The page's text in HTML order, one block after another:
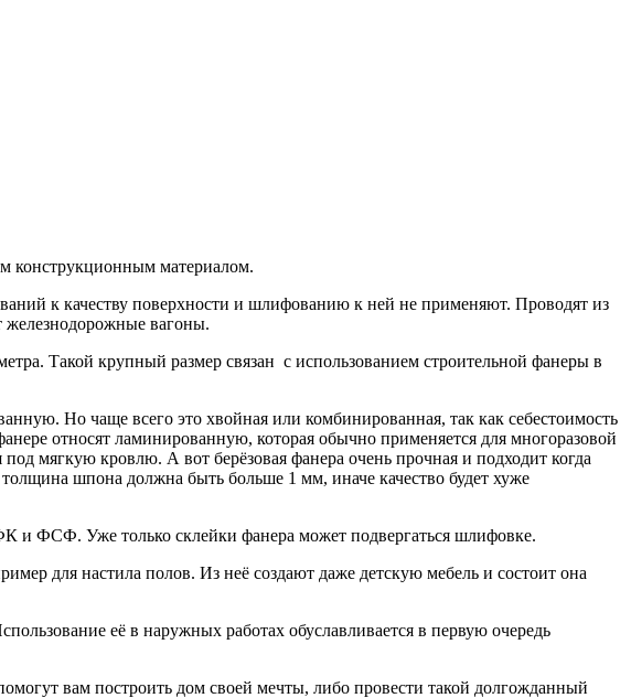
конструкционным материалом.
к качеству поверхности и шлифованию к ней не применяют. Проводят из
железнодорожные вагоны.
Такой крупный размер связан с использованием строительной фанеры в
Но чаще всего это хвойная или комбинированная, так как себестоимость
относят ламинированную, которая обычно применяется для многоразовой
мягкую кровлю. А вот берёзовая фанера очень прочная и подходит когда
шпона должна быть больше 1 мм, иначе качество будет хуже
и ФСФ. Уже только склейки фанера может подвергаться шлифовке.
для настила полов. Из неё создают даже детскую мебель и состоит она
её в наружных работах обуславливается в первую очередь
вам построить дом своей мечты, либо провести такой долгожданный